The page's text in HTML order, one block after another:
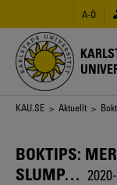
huvudinnehåll
A-Ö
Länkstig
KAU.SE > Aktuellt >
BOKTIPS:
SLUMP…